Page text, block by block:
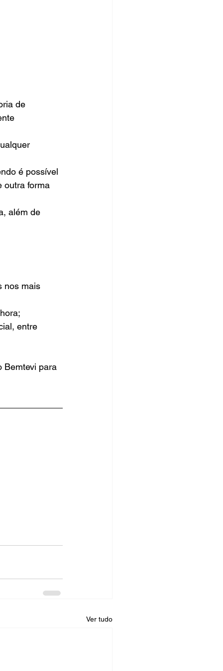
de
é possível
outra forma
além de
entre
Bemtevi para
Ver tudo